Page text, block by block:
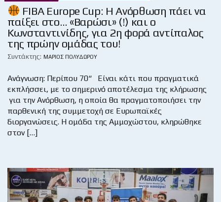
FIBA Europe Cup: H Ανόρθωση πάει να
παίξει στο… «Βαρώσι» (!) και ο
Κωνσταντινίδης, για 2η φορά αντίπαλος
της πρώην ομάδας του!
Συντάκτης: ΜΆΡΙΟΣ ΠΟΛΥΔΏΡΟΥ
Ανάγνωση: Περίπου 70“ Είναι κάτι που πραγματικά
εκπλήσσει, με το σημερινό αποτέλεσμα της κλήρωσης
για την Ανόρθωση, η οποία θα πραγματοποιήσει την
παρθενική της συμμετοχή σε Ευρωπαϊκές
διοργανώσεις. Η ομάδα της Αμμοχώστου, κληρώθηκε
στον […]